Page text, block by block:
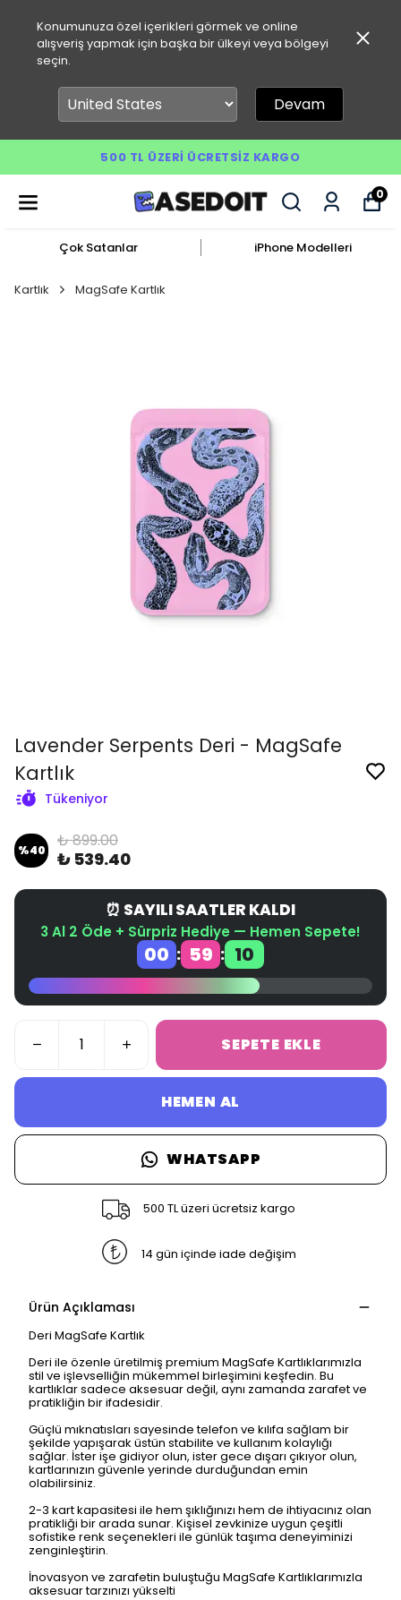
Konumunuza özel içerikleri görmek ve online
alışveriş yapmak için başka bir ülkeyi veya bölgeyi
seçin.
Devam
500 TL ÜZERI ÜCRETSIZ KARGO
0
Çok Satanlar iPhone Modelleri
Kartlık MagSafe Kartlık
Lavender Serpents Deri - MagSafe
Kartlık
Tükeniyor
%40 ₺ 899.00
₺ 539.40
⏰ SAYILI SAATLER KALDI
3 Al 2 Öde + Sürpriz Hediye — Hemen Sepete!
00 : 59 : 09
SEPETE EKLE
HEMEN AL
WHATSAPP
500 TL üzeri ücretsiz kargo
14 gün içinde iade değişim
Ürün Açıklaması
Deri MagSafe Kartlık
Deri ile özenle üretilmiş premium MagSafe Kartlıklarımızla
stil ve işlevselliğin mükemmel birleşimini keşfedin. Bu
kartlıklar sadece aksesuar değil, aynı zamanda zarafet ve
pratikliğin bir ifadesidir.
Güçlü mıknatısları sayesinde telefon ve kılıfa sağlam bir
şekilde yapışarak üstün stabilite ve kullanım kolaylığı
sağlar. İster işe gidiyor olun, ister gece dışarı çıkıyor olun,
kartlarınızın güvenle yerinde durduğundan emin
olabilirsiniz.
2-3 kart kapasitesi ile hem şıklığınızı hem de ihtiyacınız olan
pratikliği bir arada sunar. Kişisel zevkinize uygun çeşitli
sofistike renk seçenekleri ile günlük taşıma deneyiminizi
zenginleştirin.
İnovasyon ve zarafetin buluştuğu MagSafe Kartlıklarımızla
aksesuar tarzınızı yükselti